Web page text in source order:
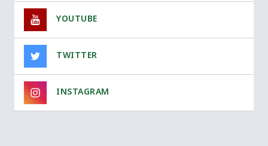
YOUTUBE
TWITTER
INSTAGRAM